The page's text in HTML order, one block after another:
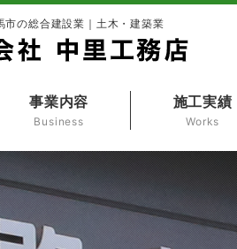
市の総合建設業｜土木・建築業
事業内容
Business
施工実績
Works